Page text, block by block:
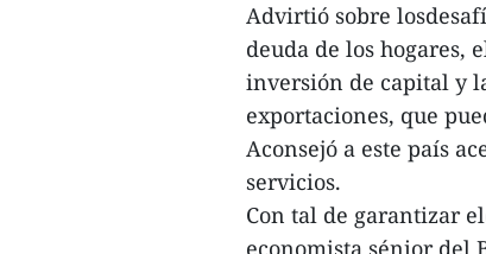
Advirtió sobre
deuda de los hogares,
inversión de capital y
exportaciones, que
Aconsejó a este país
servicios.
Con tal de garantizar